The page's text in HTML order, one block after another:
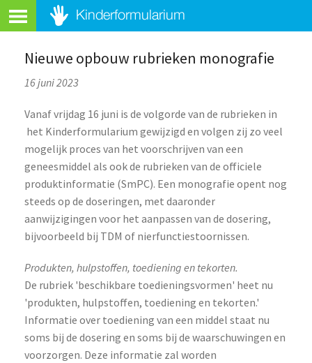
Nieuwe opbouw rubrieken monografie
16 juni 2023
Vanaf vrijdag 16 juni is de volgorde van de rubrieken in
het Kinderformularium gewijzigd en volgen zij zo veel
mogelijk proces van het voorschrijven van een
geneesmiddel als ook de rubrieken van de officiele
produktinformatie (SmPC). Een monografie opent nog
steeds op de doseringen, met daaronder
aanwijzigingen voor het aanpassen van de dosering,
bijvoorbeeld bij TDM of nierfunctiestoornissen.
Produkten, hulpstoffen, toediening en tekorten.
De rubriek 'beschikbare toedieningsvormen' heet nu
'produkten, hulpstoffen, toediening en tekorten.'
Informatie over toediening van een middel staat nu
soms bij de dosering en soms bij de waarschuwingen en
voorzorgen. Deze informatie zal worden